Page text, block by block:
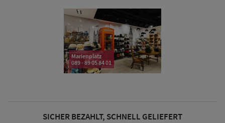
Snapback Caps
Damen Caps
Großgrößen
Marienplatz
089 - 89 05 84 01
SICHER BEZAHLT, SCHNELL GELIEFERT